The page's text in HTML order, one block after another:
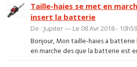
Taille-haies se met en
insert la batterie
De : Jupiter — Le 08 Avr 2018 -
Bonjour, Mon taille-haies a batterie
en marche des que la batterie est